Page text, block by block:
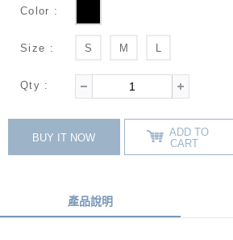
Color :
Size : S M L
Qty :
BUY IT NOW
ADD TO
CART
產品說明